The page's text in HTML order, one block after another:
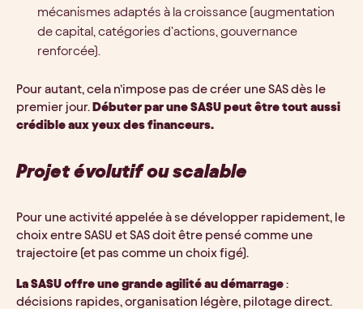
mécanismes adaptés à la croissance (augmentation
de capital, catégories d’actions, gouvernance
renforcée).
Pour autant, cela n’impose pas de créer une SAS dès le
premier jour.Débuter par une SASU peut être tout aussi
crédible aux yeux des financeurs.
Projet évolutif ou scalable
Pour une activité appelée à se développer rapidement, le
choix entre SASU et SAS doit être pensé comme une
trajectoire (et pas comme un choix figé).
La SASU offre une grande agilité au démarrage:
décisions rapides, organisation légère, pilotage direct.